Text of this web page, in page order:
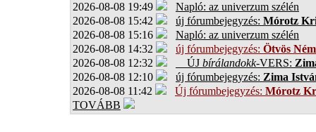
2026-08-08 19:49
Napló: az univerzum szélén
2026-08-08 15:42
új fórumbejegyzés: Mórotz
2026-08-08 15:16
Napló: az univerzum szélén
2026-08-08 14:32
új fórumbejegyzés: Ötvös
2026-08-08 12:32
ÚJ bírálandokk-VERS:
2026-08-08 12:10
új fórumbejegyzés: Zima
2026-08-08 11:42
Új fórumbejegyzés: Mórotz
TOVÁBB